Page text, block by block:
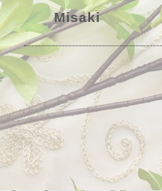
Misaki